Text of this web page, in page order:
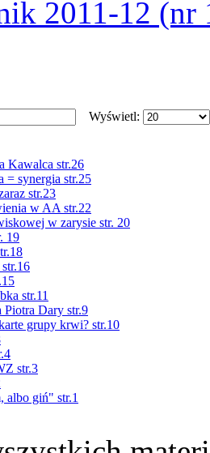
2011-12 (nr
Wyświetl:
Kawalca str.26
= synergia str.25
str.23
w AA str.22
w zarysie str. 20
19
str.11
Piotra Dary str.9
grupy krwi? str.10
str.3
albo giń" str.1